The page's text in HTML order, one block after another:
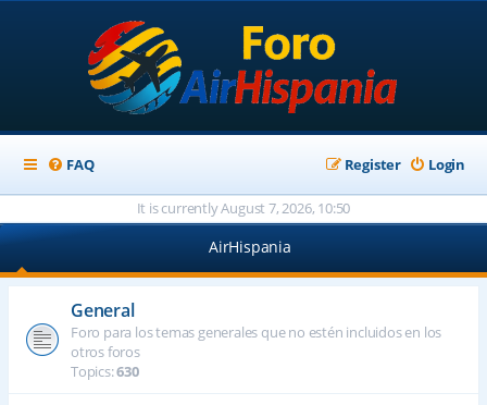
FAQ Login
Register
It is currently August 7, 2026, 10:50
AirHispania
General
Foro para los temas generales que no estén incluidos en los
otros foros
Topics:630